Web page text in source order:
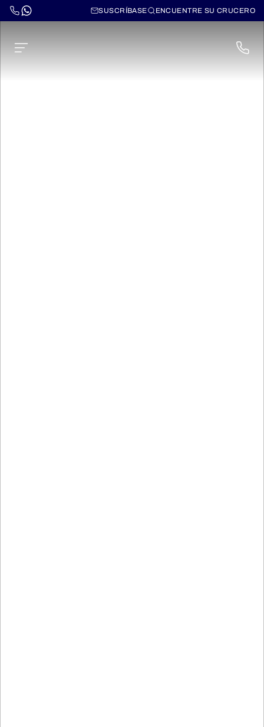
SUSCRÍBASE ENCUENTRE SU CRUCERO
Cruceros por el Loira